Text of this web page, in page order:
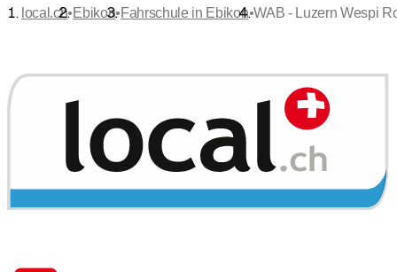
local.ch•Ebikon•Fahrschule in Ebikon•WAB - Luzern Wespi